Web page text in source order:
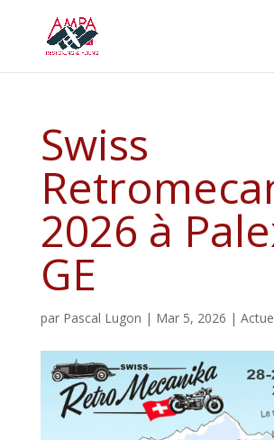
Swiss
2026 à
GE
par Pascal Lugon | Mar 5, 2026 |